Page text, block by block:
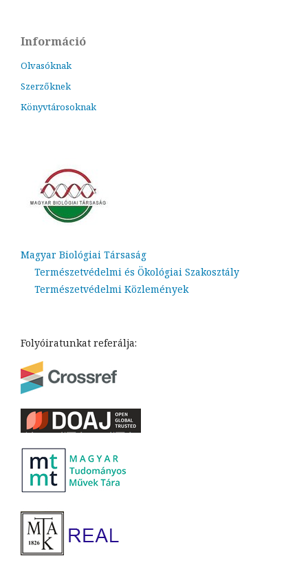
Információ
Olvasóknak
Szerzőknek
Könyvtárosoknak
Magyar Biológiai Társaság
Természetvédelmi és Ökológiai Szakosztály
Természetvédelmi Közlemények
Folyóiratunkat referálja: